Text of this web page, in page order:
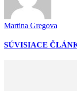
Martina Gregova
SÚVISIACE